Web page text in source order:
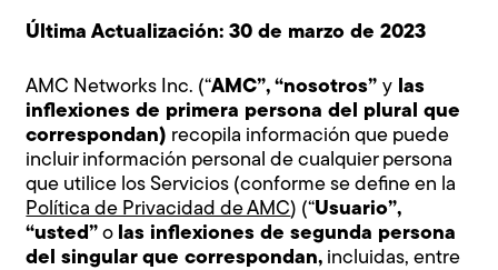
Última Actualización: 30 de marzo de 2023
AMC Networks Inc. (“AMC”, “nosotros”y las
inflexiones de primera persona del plural que
correspondan) recopila información que puede
incluir información personal decualquier persona
que utilice los Servicios (conforme se define en la
Política de Privacidad de AMC) (“Usuario”,
“usted” o las inflexiones de segunda persona
del singular que correspondan, incluidas, entre